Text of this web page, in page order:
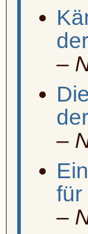
–
–
für
–